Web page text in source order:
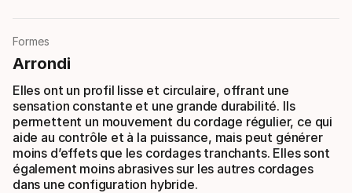
Formes
Arrondi
Elles ont un profil lisse et circulaire, offrant une
sensation constante et une grande durabilité. Ils
permettent un mouvement du cordage régulier, ce qui
aide au contrôle et à la puissance, mais peut générer
moins d’effets que les cordages tranchants. Elles sont
également moins abrasives sur les autres cordages
dans une configuration hybride.